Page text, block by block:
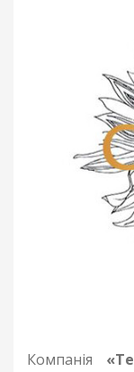
Компанія